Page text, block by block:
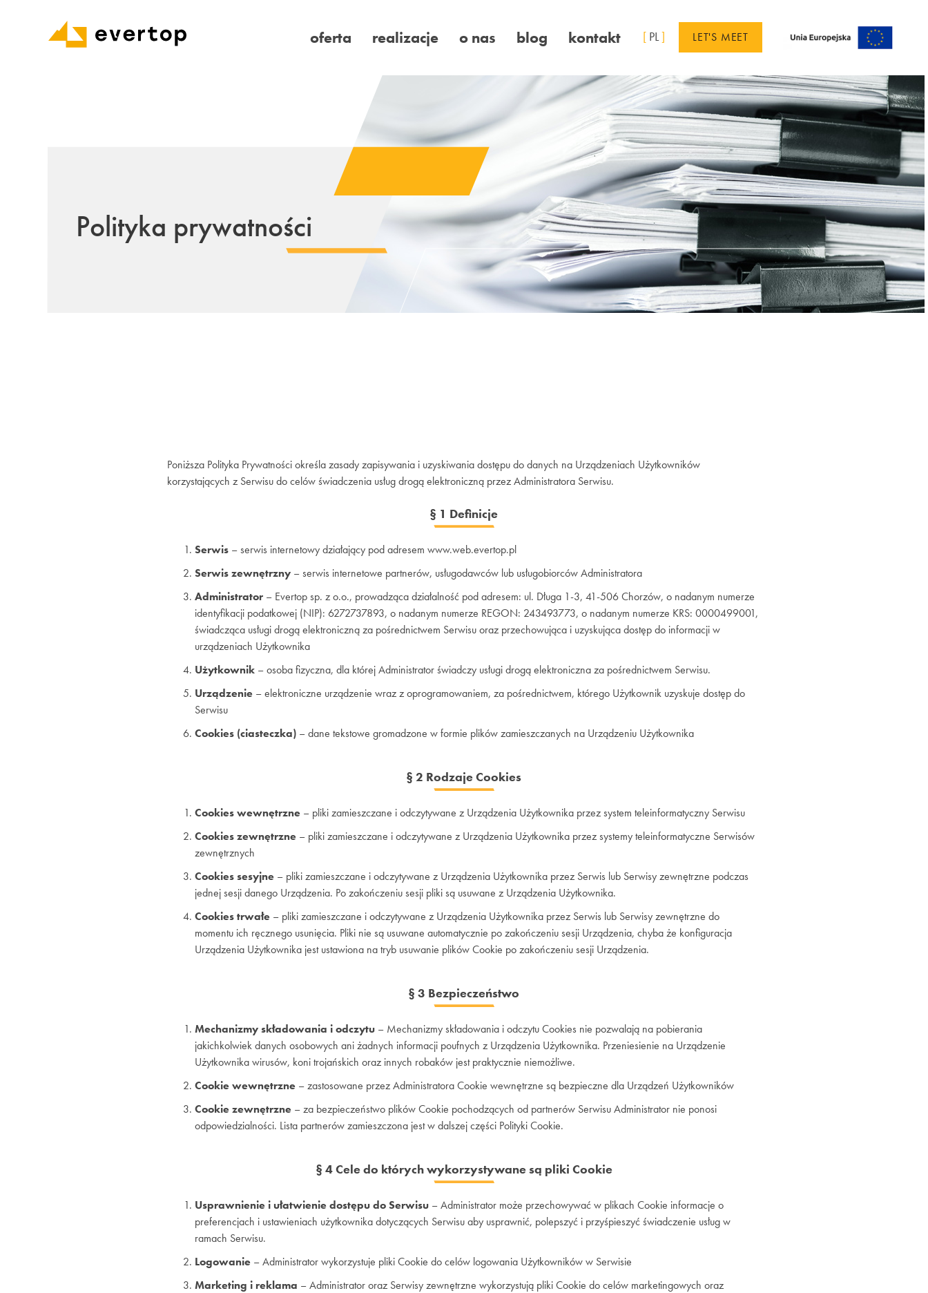
oferta realizacje o nas blog kontakt [ PL] LET'S MEET
Polityka prywatności
Poniższa Polityka Prywatności określa zasady zapisywania i uzyskiwania dostępu do danych na Urządzeniach Użytkowników
korzystających z Serwisu do celów świadczenia usług drogą elektroniczną przez Administratora Serwisu.
§ 1 Definicje
Serwis – serwis internetowy działający pod adresem www.web.evertop.pl
Serwis zewnętrzny – serwis internetowe partnerów, usługodawców lub usługobiorców Administratora
Administrator – Evertop sp. z o.o., prowadząca działalność pod adresem: ul. Długa 1-3, 41-506 Chorzów, o nadanym numerze
identyfikacji podatkowej (NIP): 6272737893, o nadanym numerze REGON: 243493773, o nadanym numerze KRS: 0000499001,
świadcząca usługi drogą elektroniczną za pośrednictwem Serwisu oraz przechowująca i uzyskująca dostęp do informacji w
urządzeniach Użytkownika
Użytkownik – osoba fizyczna, dla której Administrator świadczy usługi drogą elektroniczna za pośrednictwem Serwisu.
Urządzenie – elektroniczne urządzenie wraz z oprogramowaniem, za pośrednictwem, którego Użytkownik uzyskuje dostęp do
Serwisu
Cookies (ciasteczka) – dane tekstowe gromadzone w formie plików zamieszczanych na Urządzeniu Użytkownika
§ 2 Rodzaje Cookies
Cookies wewnętrzne – pliki zamieszczane i odczytywane z Urządzenia Użytkownika przez system teleinformatyczny Serwisu
Cookies zewnętrzne – pliki zamieszczane i odczytywane z Urządzenia Użytkownika przez systemy teleinformatyczne Serwisów
zewnętrznych
Cookies sesyjne – pliki zamieszczane i odczytywane z Urządzenia Użytkownika przez Serwis lub Serwisy zewnętrzne podczas
jednej sesji danego Urządzenia. Po zakończeniu sesji pliki są usuwane z Urządzenia Użytkownika.
Cookies trwałe – pliki zamieszczane i odczytywane z Urządzenia Użytkownika przez Serwis lub Serwisy zewnętrzne do
momentu ich ręcznego usunięcia. Pliki nie są usuwane automatycznie po zakończeniu sesji Urządzenia, chyba że konfiguracja
Urządzenia Użytkownika jest ustawiona na tryb usuwanie plików Cookie po zakończeniu sesji Urządzenia.
§ 3 Bezpieczeństwo
Mechanizmy składowania i odczytu – Mechanizmy składowania i odczytu Cookies nie pozwalają na pobierania
jakichkolwiek danych osobowych ani żadnych informacji poufnych z Urządzenia Użytkownika. Przeniesienie na Urządzenie
Użytkownika wirusów, koni trojańskich oraz innych robaków jest praktycznie niemożliwe.
Cookie wewnętrzne – zastosowane przez Administratora Cookie wewnętrzne są bezpieczne dla Urządzeń Użytkowników
Cookie zewnętrzne – za bezpieczeństwo plików Cookie pochodzących od partnerów Serwisu Administrator nie ponosi
odpowiedzialności. Lista partnerów zamieszczona jest w dalszej części Polityki Cookie.
§ 4 Cele do których wykorzystywane są pliki Cookie
Usprawnienie i ułatwienie dostępu do Serwisu – Administrator może przechowywać w plikach Cookie informacje o
preferencjach i ustawieniach użytkownika dotyczących Serwisu aby usprawnić, polepszyć i przyśpieszyć świadczenie usług w
ramach Serwisu.
Logowanie – Administrator wykorzystuje pliki Cookie do celów logowania Użytkowników w Serwisie
Marketing i reklama – Administrator oraz Serwisy zewnętrzne wykorzystują pliki Cookie do celów marketingowych oraz